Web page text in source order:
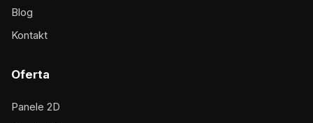
Blog
Kontakt
Oferta
Panele 2D